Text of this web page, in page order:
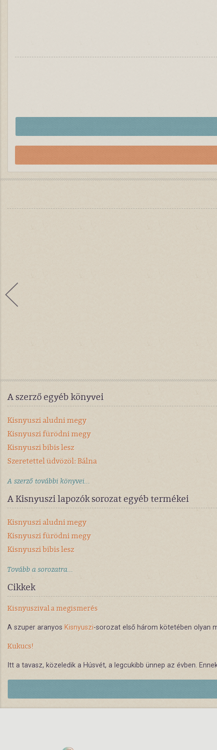
A szerző egyéb könyvei
Kisnyuszi aludni megy
Kisnyuszi fürödni megy
Kisnyuszi bibis lesz
Szeretettel üdvözöl: Bálna
A szerző további könyvei...
A Kisnyuszi lapozók sorozat egyéb termékei
Kisnyuszi aludni megy
Kisnyuszi fürödni megy
Kisnyuszi bibis lesz
Tovább a sorozatra...
Cikkek
Kisnyuszival a megismerés
A szuper aranyos Kisnyuszi-sorozat első három kötetében olyan
Kukucs!
Itt a tavasz, közeledik a Húsvét, a legcukibb ünnep az évben.